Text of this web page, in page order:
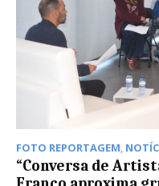
FOTO REPORTAGEM,
“Conversa de